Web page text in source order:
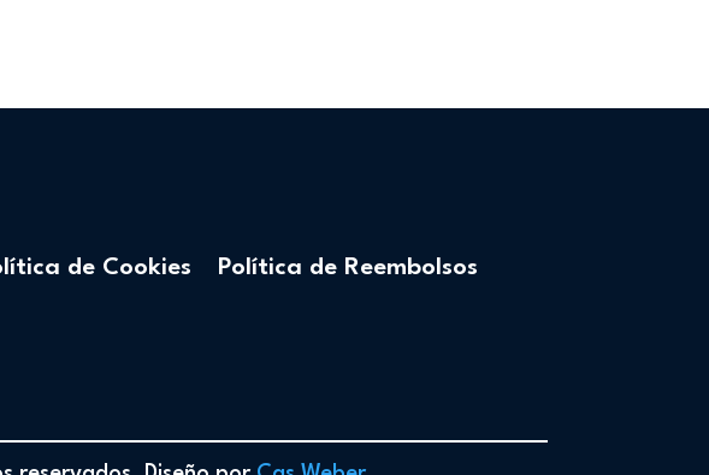
de Cookies Política de Reembolsos